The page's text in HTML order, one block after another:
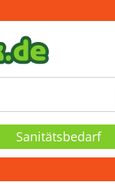
Sanitätsbedarf